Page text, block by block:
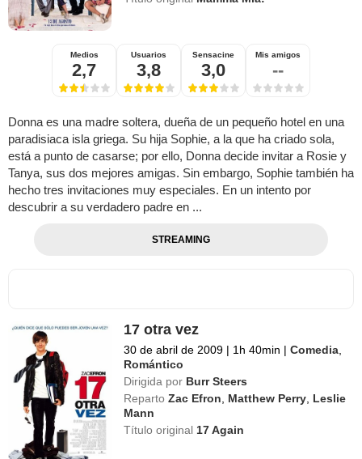
Medios
2,7
Usuarios
3,8
Sensacine
3,0
Mis amigos
--
Donna es una madre soltera, dueña de un pequeño hotel en una
paradisiaca isla griega. Su hija Sophie, a la que ha criado sola,
está a punto de casarse; por ello, Donna decide invitar a Rosie y
Tanya, sus dos mejores amigas. Sin embargo, Sophie también ha
hecho tres invitaciones muy especiales. En un intento por
descubrir a su verdadero padre en ...
STREAMING
17 otra vez
30 de abril de 2009 | 1h 40min | Comedia
Romántico
Dirigida por Burr Steers
Reparto Zac Efron Matthew Perry Leslie
Mann
Título original 17 Again